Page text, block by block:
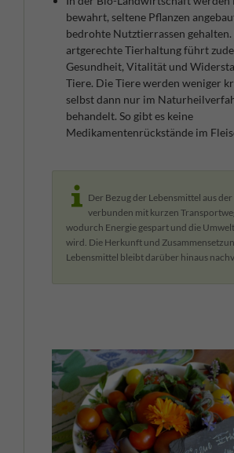
bewahrt, seltene Pflanzen
bedrohte Nutztierrassen gehalten.
artgerechte Tierhaltung führt
Gesundheit, Vitalität und
Tiere. Die Tiere werden weniger
selbst dann nur im
behandelt. So gibt es keine
Medikamentenrückstände im
Der Bezug der Lebensmittel aus
verbunden mit kurzen
wodurch Energie gespart und die
wird. Die Herkunft und
Lebensmittel bleibt darüber hinaus